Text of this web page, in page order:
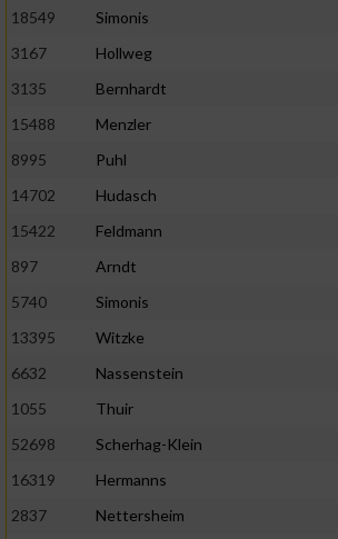
18549
Simonis
3167
Hollweg
3135
Bernhardt
15488
Menzler
8995
Puhl
14702
Hudasch
15422
Feldmann
897
Arndt
5740
Simonis
13395
Witzke
6632
Nassenstein
1055
Thuir
52698
Scherhag-Klein
16319
Hermanns
2837
Nettersheim